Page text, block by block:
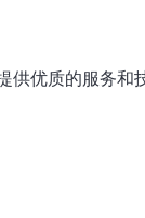
优质的服务和